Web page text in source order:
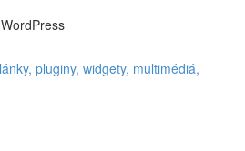
pluginy, widgety, multimédiá,